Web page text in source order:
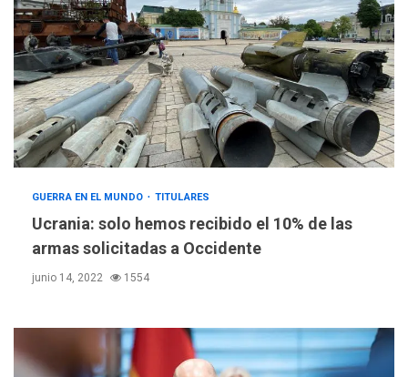
GUERRA EN EL MUNDO TITULARES
Ucrania: solo hemos recibido el 10% de las
armas solicitadas a Occidente
junio 14, 2022 1554
3
REGIONALES ÚLTIMA HORA
Funsone benefició a 46
personas con la entrega de
lentes correctivos
La falta de agua pueden
llevar a problemas
REGIONALES ÚLTIMA HORA
Alcaldía de Mariño climatiza